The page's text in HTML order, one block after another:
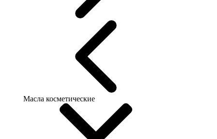
Масла косметические